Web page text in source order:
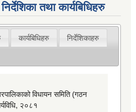
तथा कार्यबिधिहरु
कार्यबिधिहरु निर्देशिकाहरु
विधायन समिति (गठन
२०८१